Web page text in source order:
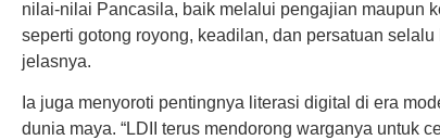
nilai-nilai Pancasila, baik melalui pengajian maupun
seperti gotong royong, keadilan, dan persatuan
jelasnya.
Ia juga menyoroti pentingnya literasi digital di era
dunia maya. “LDII terus mendorong warganya untuk